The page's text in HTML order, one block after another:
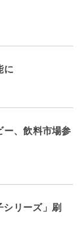
に
ー、飲料市場参
シリーズ」刷